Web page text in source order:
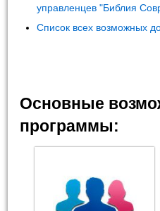
управленцев "Библия
Список всех возможных
Основные
программы: